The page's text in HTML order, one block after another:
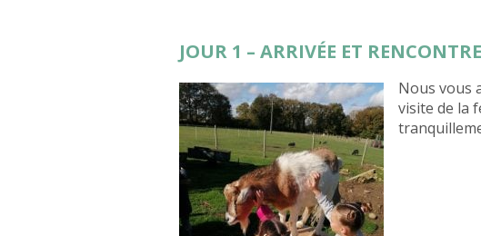
JOUR 1 – ARRIVÉE ET
Nous vous
visite de la